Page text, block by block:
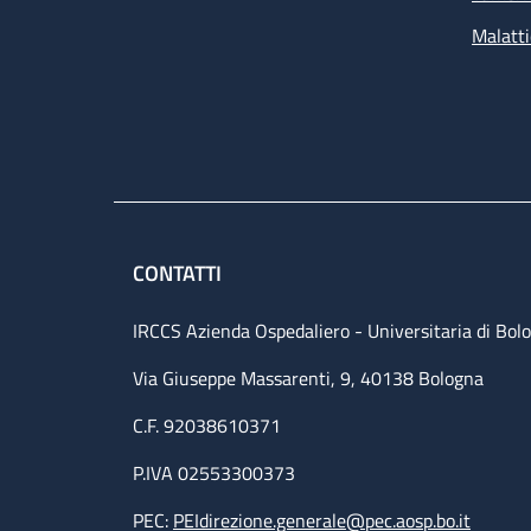
CONTATTI
IRCCS Azienda Ospedaliero - Universitaria di
Via Giuseppe Massarenti, 9, 40138 Bologna
C.F. 92038610371
P.IVA 02553300373
PEC: PEIdirezione.generale@pec.aosp.bo.it